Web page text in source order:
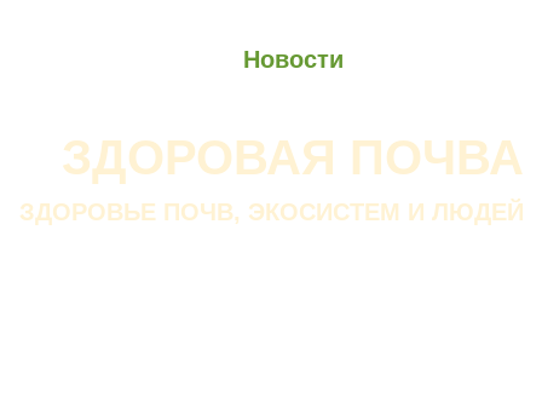
Новости
ЗДОРОВАЯ ПОЧВА
ЗДОРОВЬЕ ПОЧВ, ЭКОСИСТЕМ И ЛЮДЕЙ